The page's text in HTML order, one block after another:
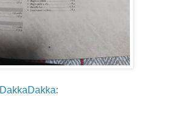
DakkaDakka: